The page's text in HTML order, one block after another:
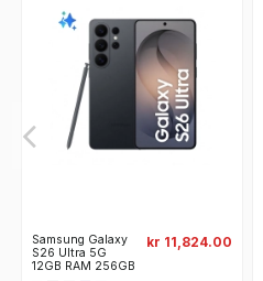
Samsung Galaxy
S26 Ultra 5G
12GB RAM 256GB
kr 11,824.00